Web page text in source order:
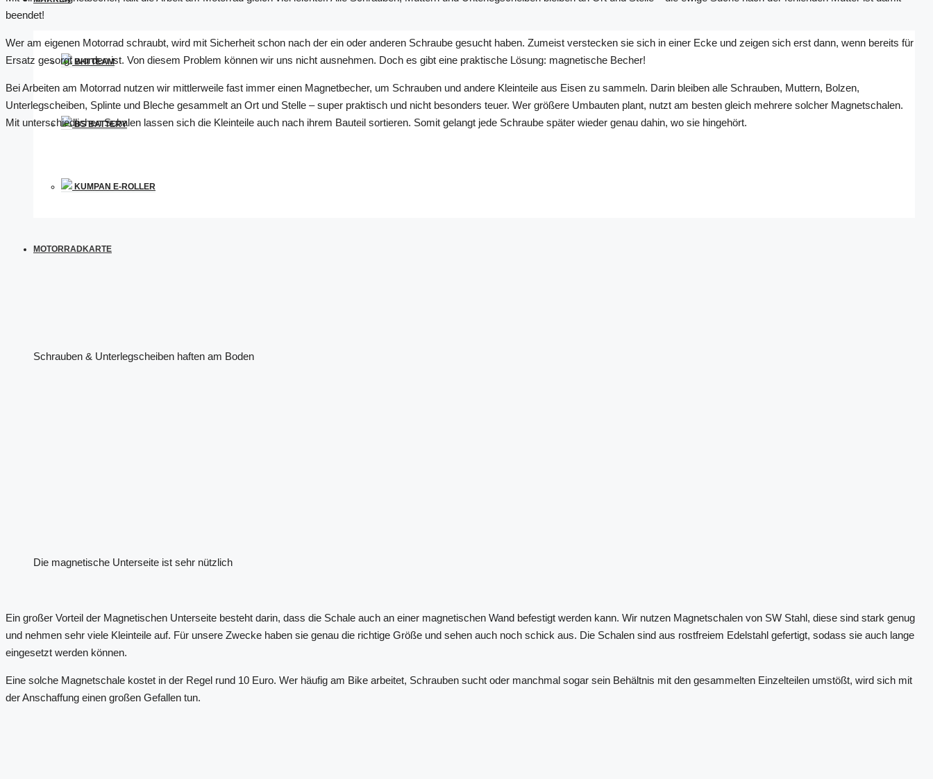
BHI TEAM
BS BATTERY
KUMPAN E-ROLLER
MOTORRADKARTE
beendet!
Wer am eigenen Motorrad schraubt, wird mit Sicherheit schon nach der ein oder anderen Schraube gesucht haben. Zumeist verstecken sie sich in einer Ecke und zeigen sich erst dann, wenn bereits für
Ersatz gesorgt worden ist. Von diesem Problem können wir uns nicht ausnehmen. Doch es gibt eine praktische Lösung: magnetische Becher!
Bei Arbeiten am Motorrad nutzen wir mittlerweile fast immer einen Magnetbecher, um Schrauben und andere Kleinteile aus Eisen zu sammeln. Darin bleiben alle Schrauben, Muttern, Bolzen,
Unterlegscheiben, Splinte und Bleche gesammelt an Ort und Stelle – super praktisch und nicht besonders teuer. Wer größere Umbauten plant, nutzt am besten gleich mehrere solcher Magnetschalen.
Mit unterschiedlichen Schalen lassen sich die Kleinteile auch nach ihrem Bauteil sortieren. Somit gelangt jede Schraube später wieder genau dahin, wo sie hingehört.
Schrauben & Unterlegscheiben haften am Boden
Die magnetische Unterseite ist sehr nützlich
Ein großer Vorteil der Magnetischen Unterseite besteht darin, dass die Schale auch an einer magnetischen Wand befestigt werden kann. Wir nutzen Magnetschalen von SW Stahl, diese sind stark genug
und nehmen sehr viele Kleinteile auf. Für unsere Zwecke haben sie genau die richtige Größe und sehen auch noch schick aus. Die Schalen sind aus rostfreiem Edelstahl gefertigt, sodass sie auch lange
eingesetzt werden können.
Eine solche Magnetschale kostet in der Regel rund 10 Euro. Wer häufig am Bike arbeitet, Schrauben sucht oder manchmal sogar sein Behältnis mit den gesammelten Einzelteilen umstößt, wird sich mit
der Anschaffung einen großen Gefallen tun.